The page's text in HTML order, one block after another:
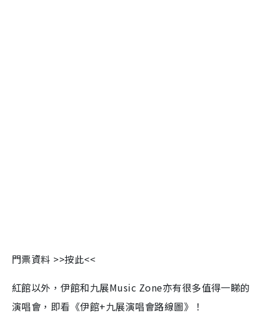
門票資料 >>按此<<
紅館以外，伊館和九展Music Zone亦有很多值得一睇的
演唱會，即看《伊館+九展演唱會路線圖》！